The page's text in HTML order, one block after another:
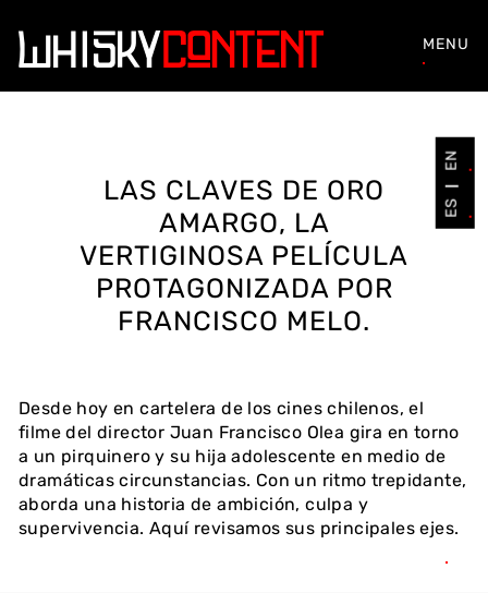
MENU
ES
EN
LAS CLAVES DE ORO
AMARGO, LA
VERTIGINOSA PELÍCULA
PROTAGONIZADA POR
FRANCISCO MELO.
Desde hoy en cartelera de los cines chilenos, el
filme del director Juan Francisco Olea gira en torno
a un pirquinero y su hija adolescente en medio de
dramáticas circunstancias. Con un ritmo trepidante,
aborda una historia de ambición, culpa y
supervivencia. Aquí revisamos sus principales ejes.